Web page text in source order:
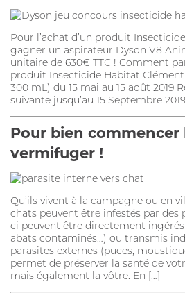
VERMIFUGE
HYGIÈNE DES YEUX
SOLUTION
PURGE
DIGESTION
Pour l’achat d’un produit
gagner un aspirateur Dyson V8
unitaire de 630€ TTC ! Comment
produit Insecticide Habitat Clément
300 mL) du 15 mai au 15 août 2019
suivante jusqu’au 15 Septembre
Pour bien commencer
vermifuger !
Qu’ils vivent à la campagne ou en
chats peuvent être infestés par des
ci peuvent être directement
abats contaminés…) ou transmis
parasites externes (puces,
permet de préserver la santé de
mais également la vôtre. En […]